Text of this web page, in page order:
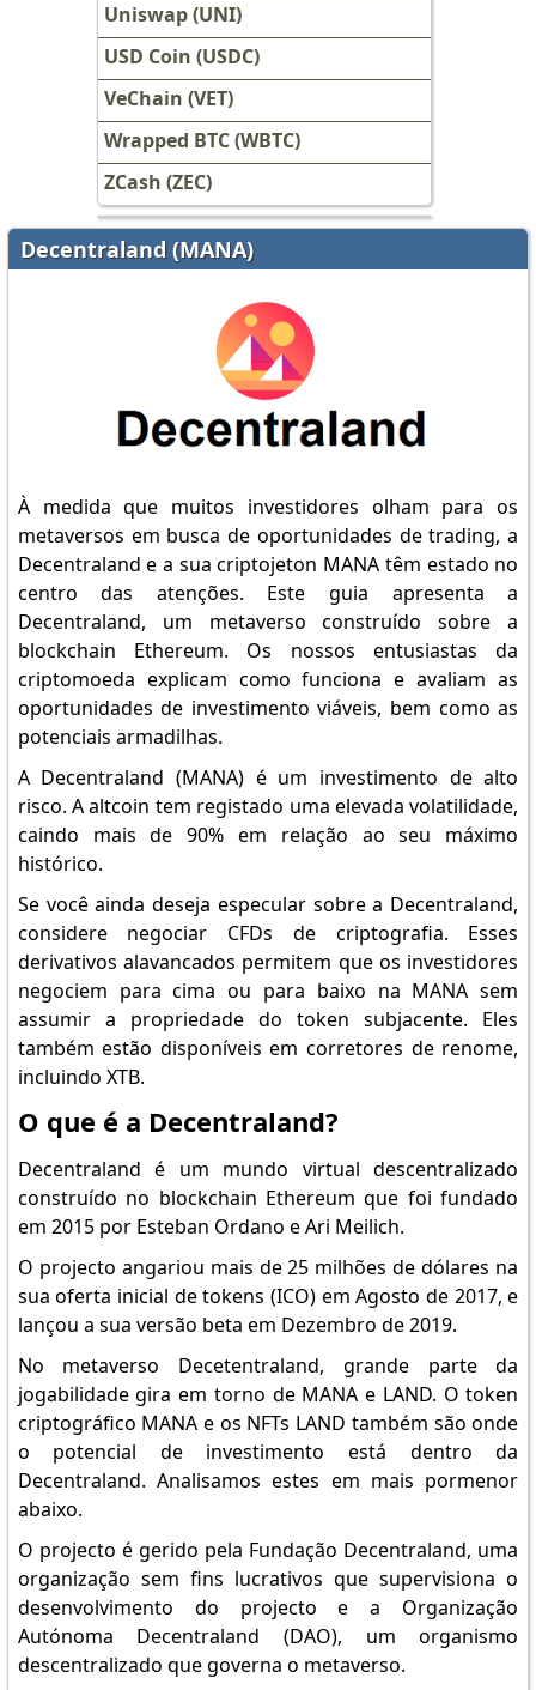
Uniswap (UNI)
USD Coin (USDC)
VeChain (VET)
Wrapped BTC (WBTC)
ZCash (ZEC)
Decentraland (MANA)
À medida que muitos investidores olham para os
metaversos em busca de oportunidades de trading, a
Decentraland e a sua criptojeton MANA têm estado no
centro das atenções. Este guia apresenta a
Decentraland, um metaverso construído sobre a
blockchain Ethereum. Os nossos entusiastas da
criptomoeda explicam como funciona e avaliam as
oportunidades de investimento viáveis, bem como as
potenciais armadilhas.
A Decentraland (MANA) é um investimento de alto
risco. A altcoin tem registado uma elevada volatilidade,
caindo mais de 90% em relação ao seu máximo
histórico.
Se você ainda deseja especular sobre a Decentraland,
considere negociar CFDs de criptografia. Esses
derivativos alavancados permitem que os investidores
negociem para cima ou para baixo na MANA sem
assumir a propriedade do token subjacente. Eles
também estão disponíveis em corretores de renome,
incluindo XTB.
O que é a Decentraland?
Decentraland é um mundo virtual descentralizado
construído no blockchain Ethereum que foi fundado
em 2015 por Esteban Ordano e Ari Meilich.
O projecto angariou mais de 25 milhões de dólares na
sua oferta inicial de tokens (ICO) em Agosto de 2017, e
lançou a sua versão beta em Dezembro de 2019.
No metaverso Decetentraland, grande parte da
jogabilidade gira em torno de MANA e LAND. O token
criptográfico MANA e os NFTs LAND também são onde
o potencial de investimento está dentro da
Decentraland. Analisamos estes em mais pormenor
abaixo.
O projecto é gerido pela Fundação Decentraland, uma
organização sem fins lucrativos que supervisiona o
desenvolvimento do projecto e a Organização
Autónoma Decentraland (DAO), um organismo
descentralizado que governa o metaverso.